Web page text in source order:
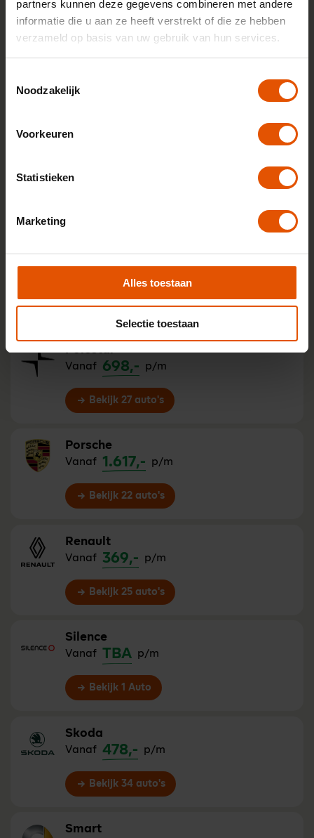
partners kunnen deze gegevens combineren met andere
informatie die u aan ze heeft verstrekt of die ze hebben
verzameld op basis van uw gebruik van hun services.
Noodzakelijk
Voorkeuren
Statistieken
Marketing
Alles toestaan
Selectie toestaan
Bekijk 10 auto's
Nissan
Vanaf
Peugeot
502,-
Bekijk 52 auto's
Polestar
Vanaf 698,- p/m
Bekijk 27 auto's
Porsche
Vanaf 1.617,- p/m
Bekijk 22 auto's
Renault
Vanaf 369,- p/m
Bekijk 25 auto's
Silence
Vanaf TBA p/m
Bekijk 1 Auto
Skoda
Vanaf 478,- p/m
Bekijk 34 auto's
Smart